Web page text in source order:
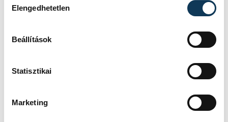
Elengedhetetlen
Beállítások
Statisztikai
Marketing
FOTÓS
Tál
Dominik